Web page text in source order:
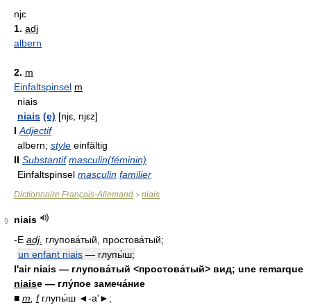
njɛ
1. adj
albern
2. m
Einfaltspinsel m
niais
niais (e) [njε, njεz]
I Adjectif
albern; style einfältig
II Substantif masculin(féminin)
Einfaltspinsel masculin familier
Dictionnaire Français-Allemand > niais
9
niais
-E adj. глупова́тый, простова́тый;
un enfant niais — глупы́ш;
l'air niais — глупова́тый <простова́тый> вид; une remarque
niaise — глу́пое замеча́ние
■ m fглупы́ш ◄-а'►;